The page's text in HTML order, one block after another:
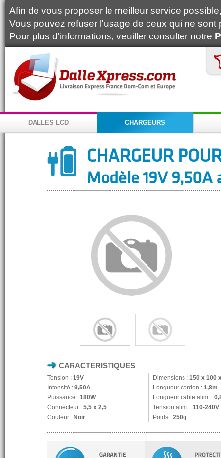
Afin de vous proposer le meilleur service
Vous pouvez refuser l'usage de ceux qui ne
Pour plus d'informations, veuiller consulter notre
DALLES LCD CHARGEURS
CHARGEUR
Modèle 19V 9,50A
CARACTERISTIQUES
Tension : 19V Dimensions : 150 x 100
Intensité : 9,50A Longueur cordon : 1,8m
Puissance : 180W Longueur cable alim. :
Connecteur : 5,5 x 2,5 Tension alim. : 110-240V
Couleur : Noir Poids : 250g